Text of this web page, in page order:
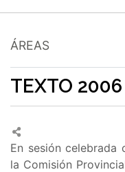
ÁREAS
TEXTO 2006
En sesión
la Comisión